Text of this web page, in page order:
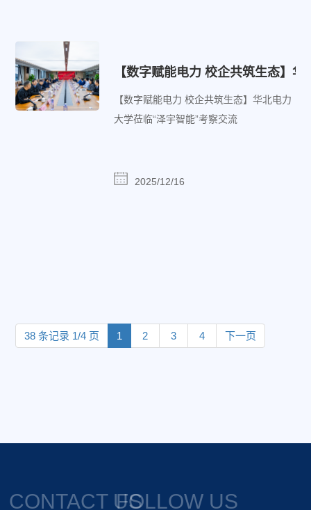
【数字赋能电力 校企共筑生态】
【数字赋能电力 校企共筑生态】华北电力
大学莅临“泽宇智能”考察交流
2025/12/16
38 条记录 1/4 页 1 2 3 4 下一页
CONTACT USFOLLOW US